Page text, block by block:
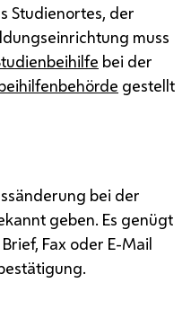
Studienortes, der
muss
bei der
gestellt
bei der
geben. Es genügt
Fax oder E-Mail